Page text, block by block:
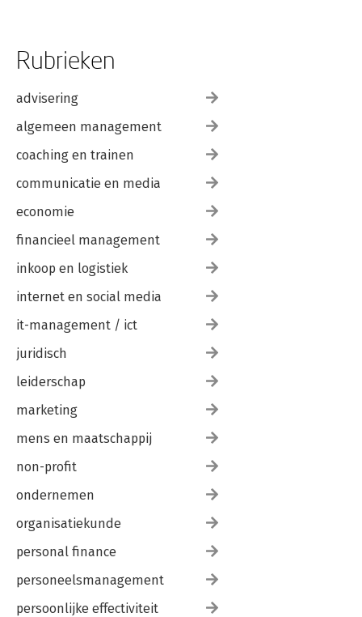
Rubrieken
advisering
algemeen management
coaching en trainen
communicatie en media
economie
financieel management
inkoop en logistiek
internet en social media
it-management / ict
juridisch
leiderschap
marketing
mens en maatschappij
non-profit
ondernemen
organisatiekunde
personal finance
personeelsmanagement
persoonlijke effectiviteit